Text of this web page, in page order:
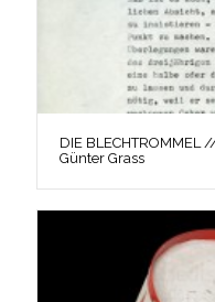
DIE
Günter Grass